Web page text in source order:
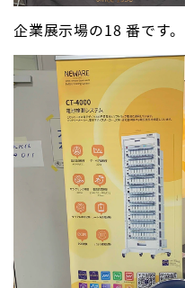
企業展示場の18 番です。